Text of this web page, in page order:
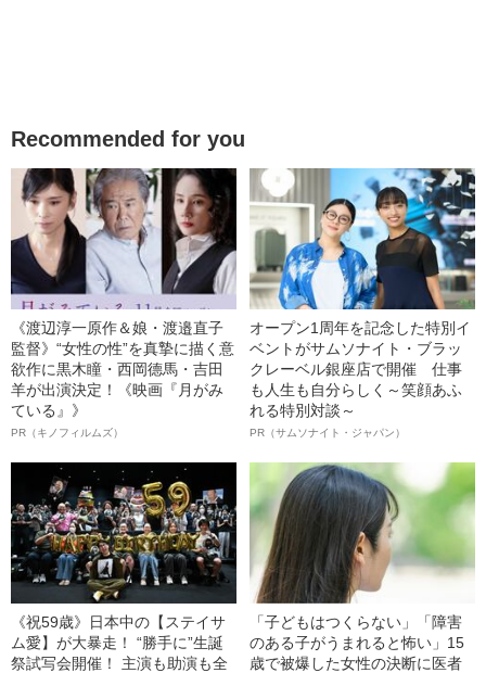
Recommended for you
《渡辺淳一原作＆娘・渡邉直子
監督》“女性の性”を真摯に描く意
欲作に黒木瞳・西岡德馬・吉田
羊が出演決定！《映画『月がみ
ている』》
PR（キノフィルムズ）
オープン1周年を記念した特別イ
ベントがサムソナイト・ブラッ
クレーベル銀座店で開催 仕事
も人生も自分らしく～笑顔あふ
れる特別対談～
PR（サムソナイト・ジャパン）
《祝59歳》日本中の【ステイサ
ム愛】が大暴走！ “勝手に”生誕
祭試写会開催！ 主演も助演も全
「子どもはつくらない」「障害
のある子がうまれると怖い」15
歳で被爆した女性の決断に医者